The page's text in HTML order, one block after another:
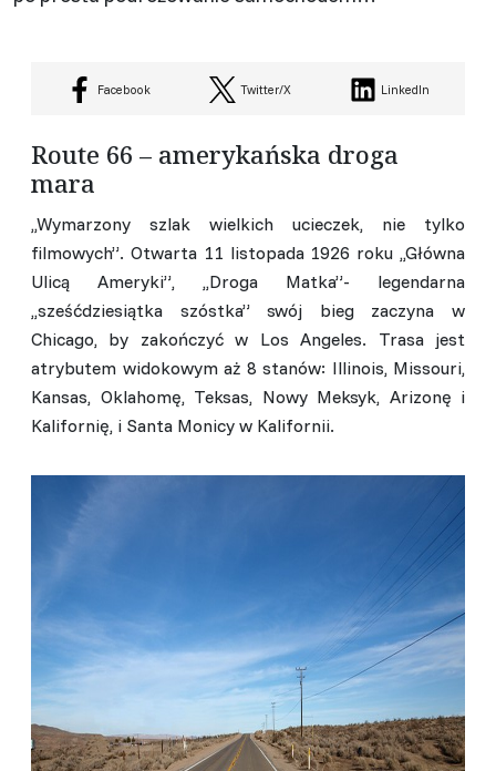
Facebook Twitter/X LinkedIn
Route 66 – amerykańska droga
mara
,,Wymarzony szlak wielkich ucieczek, nie tylko
filmowych”. Otwarta 11 listopada 1926 roku ,,Główna
Ulicą Ameryki”, ,,Droga Matka”- legendarna
,,sześćdziesiątka szóstka” swój bieg zaczyna w
Chicago, by zakończyć w Los Angeles. Trasa jest
atrybutem widokowym aż 8 stanów: Illinois, Missouri,
Kansas, Oklahomę, Teksas, Nowy Meksyk, Arizonę i
Kalifornię, i Santa Monicy w Kalifornii.